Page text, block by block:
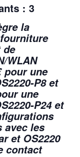
: 3
la
de
WLAN
pour une
P8 et
une
P24 et
avec les
et OS2220
contact